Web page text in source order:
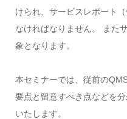
けられ、サービスレポート
なければなりません。 また
象となります。
本セミナーでは、従前の
要点と留意すべき点などを
いたします。